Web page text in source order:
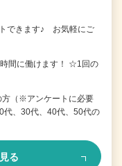
できます♪ お気軽にご
間に働けます！ ☆1回の
（※アンケートに必要
、30代、40代、50代の
る